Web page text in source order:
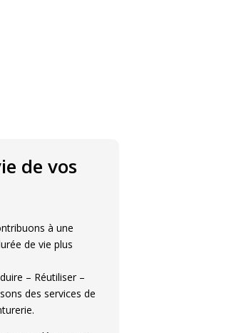
de vos
à une
de vie plus
– Réutiliser –
des services de